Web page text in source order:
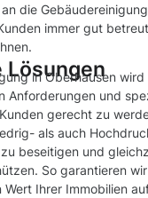
die
immer gut
Lösungen
in Oberhausen
Anforderungen und
gerecht zu
als auch
beseitigen und
So garantieren
Ihrer Immobilien